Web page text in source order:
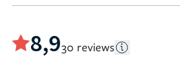
8,930 reviews